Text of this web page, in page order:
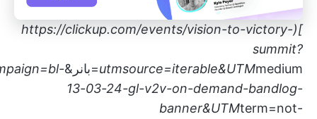
](
https://clickup.com/events/vision-to-victory-
summit?
utmsource=iterable&UTMmedium=بانر&UTM
13-03-24-gl-v2v-on-demand-bandlog-
banner&UTMterm=not-